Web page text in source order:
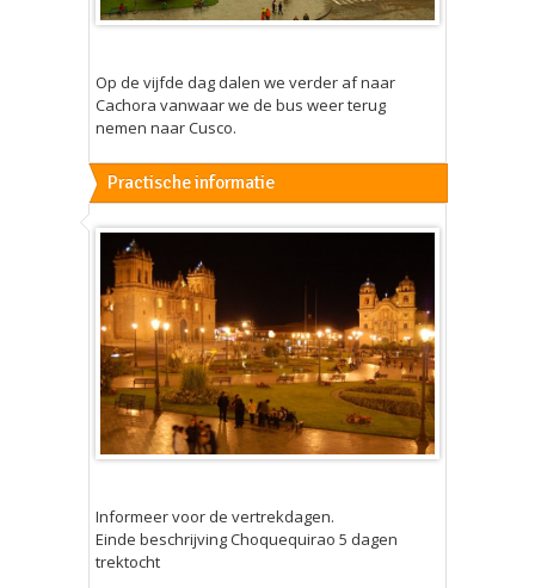
Op de vijfde dag dalen we verder af naar
Cachora vanwaar we de bus weer terug
nemen naar Cusco.
Practische informatie
Informeer voor de vertrekdagen.
Einde beschrijving Choquequirao 5 dagen
trektocht